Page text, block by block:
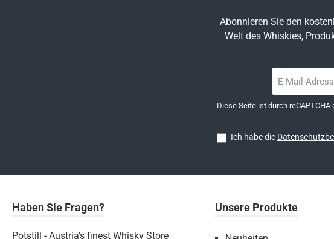
Abonnieren Sie den
Welt des Whiskies,
Mail-
Diese Seite ist durch
Ich habe die
Haben Sie Fragen?
Potstill - Austria's finest Whisky Store
Unsere Produkte